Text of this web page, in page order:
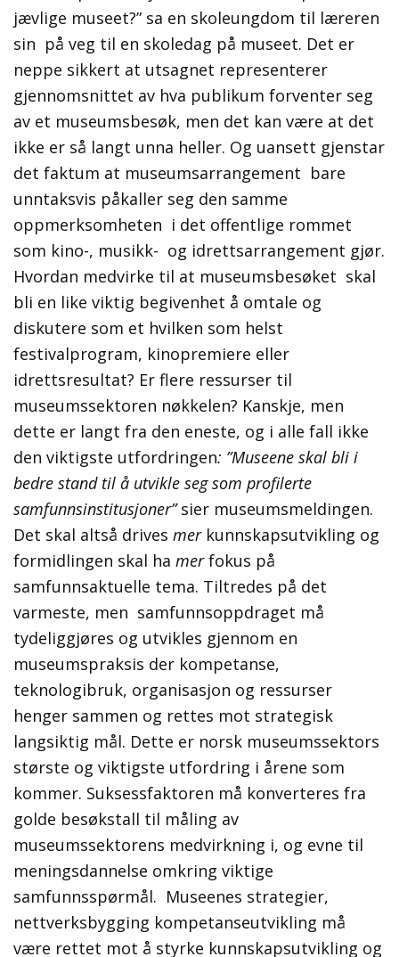
jævlige museet?” sa en skoleungdom til læreren
sin på veg til en skoledag på museet. Det er
neppe sikkert at utsagnet representerer
gjennomsnittet av hva publikum forventer seg
av et museumsbesøk, men det kan være at det
ikke er så langt unna heller. Og uansett gjenstar
det faktum at museumsarrangement bare
unntaksvis påkaller seg den samme
oppmerksomheten i det offentlige rommet
som kino-, musikk- og idrettsarrangement gjør.
Hvordan medvirke til at museumsbesøket skal
bli en like viktig begivenhet å omtale og
diskutere som et hvilken som helst
festivalprogram, kinopremiere eller
idrettsresultat? Er flere ressurser til
museumssektoren nøkkelen? Kanskje, men
dette er langt fra den eneste, og i alle fall ikke
den viktigste utfordringen: ”Museene skal bli i
bedre stand til å utvikle seg som profilerte
samfunnsinstitusjoner”sier museumsmeldingen.
Det skal altså drives merkunnskapsutvikling og
formidlingen skal ha merfokus på
samfunnsaktuelle tema. Tiltredes på det
varmeste, men samfunnsoppdraget må
tydeliggjøres og utvikles gjennom en
museumspraksis der kompetanse,
teknologibruk, organisasjon og ressurser
henger sammen og rettes mot strategisk
langsiktig mål. Dette er norsk museumssektors
største og viktigste utfordring i årene som
kommer. Suksessfaktoren må konverteres fra
golde besøkstall til måling av
museumssektorens medvirkning i, og evne til
meningsdannelse omkring viktige
samfunnsspørmål. Museenes strategier,
nettverksbygging kompetanseutvikling må
være rettet mot å styrke kunnskapsutvikling og